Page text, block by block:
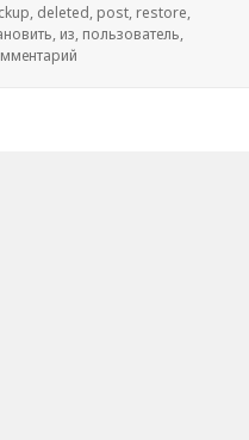
, deleted, post, restore,
, из, пользователь,